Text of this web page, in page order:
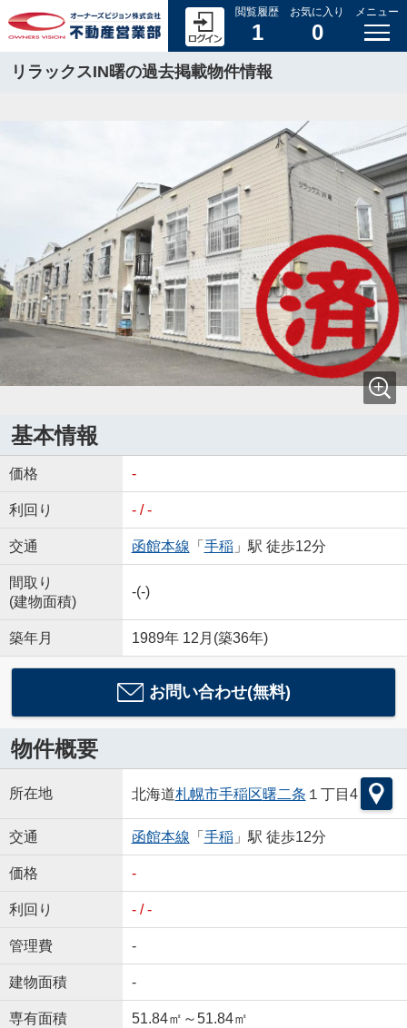
閲覧履歴
1
お気に入り
0
メニュー
リラックスIN曙の過去掲載物件情報
基本情報
価格 -
利回り - / -
交通 函館本線 「 手稲 」駅 徒歩12分
間取り
(建物面積)
-(-)
築年月 1989年 12月(築36年)
お問い合わせ(無料)
物件概要
所在地 北海道札幌市手稲区曙二条 １丁目4
交通 函館本線 「 手稲 」駅 徒歩12分
価格 -
利回り - / -
管理費 -
建物面積 -
専有面積 51.84㎡～51.84㎡